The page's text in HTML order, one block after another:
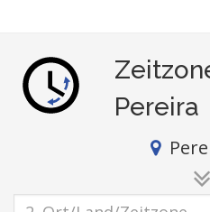
Pereira